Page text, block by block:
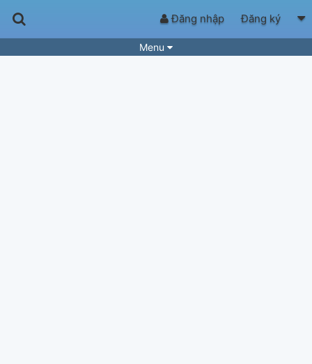
Đăng nhập Đăng ký
Menu